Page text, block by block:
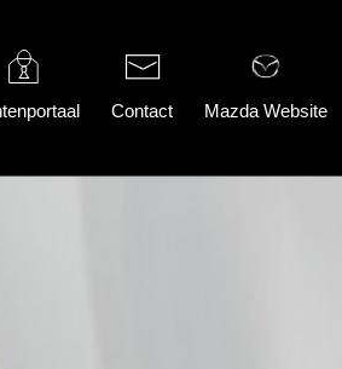
Contact Mazda Website